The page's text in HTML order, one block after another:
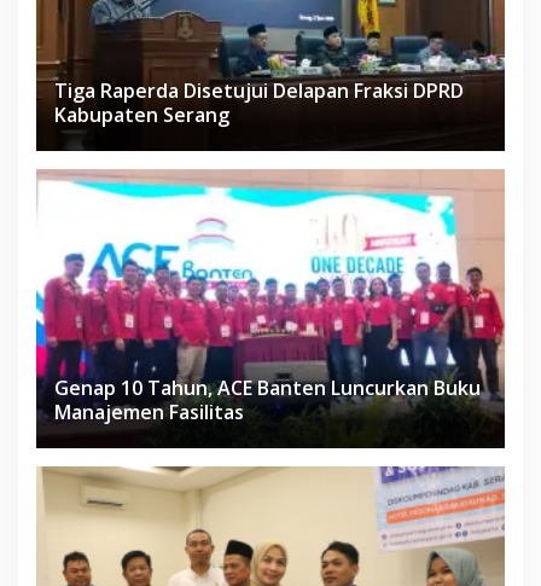
Tiga Raperda Disetujui Delapan Fraksi DPRD
Kabupaten Serang
Genap 10 Tahun, ACE Banten Luncurkan Buku
Manajemen Fasilitas